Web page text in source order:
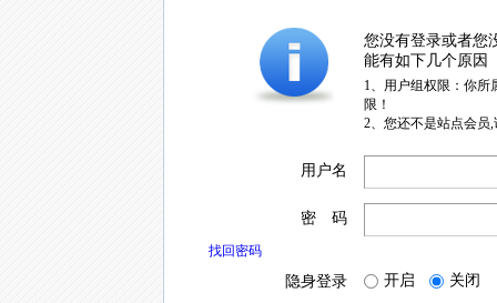
您没有登录或者您
能有如下几个原因
1、用户组权限：你所
限！
2、您还不是站点会员
用户名
密 码
找回密码
隐身登录 开启 关闭